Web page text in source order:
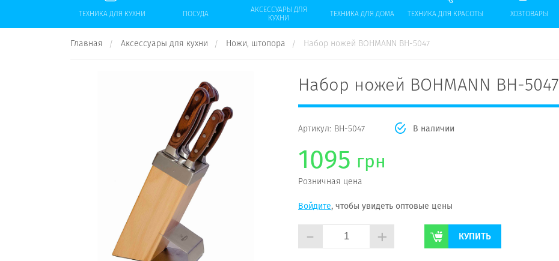
ТЕХНИКА ДЛЯ КУХНИ ПОСУДА
АКСЕССУАРЫ ДЛЯ
КУХНИ
ТЕХНИКА ДЛЯ ДОМА ТЕХНИКА ДЛЯ КРАСОТЫ ХОЗТОВАРЫ
Главная Аксессуары для кухни Ножи, штопора Набор ножей BOHMANN BH-5047
Набор ножей BOHMANN BH-5047
Артикул: BH-5047 В наличии
1095 грн
Розничная цена
Войдите, чтобы увидеть оптовые цены
- + КУПИТЬ